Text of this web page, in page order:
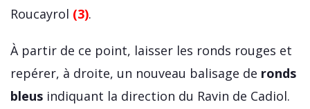
Roucayrol (3).
À partir de ce point, laisser les ronds rouges et
repérer, à droite, un nouveau balisage de ronds
bleus indiquant la direction du Ravin de Cadiol.